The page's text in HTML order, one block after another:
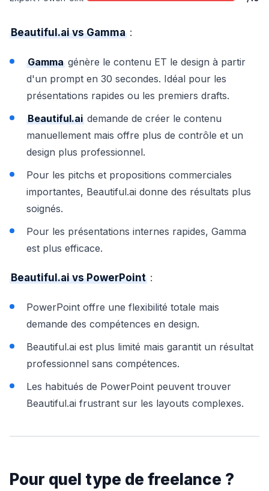
Beautiful.ai vs Gamma :
Gamma génère le contenu ET le design à partir
d'un prompt en 30 secondes. Idéal pour les
présentations rapides ou les premiers drafts.
Beautiful.ai demande de créer le contenu
manuellement mais offre plus de contrôle et un
design plus professionnel.
Pour les pitchs et propositions commerciales
importantes, Beautiful.ai donne des résultats plus
soignés.
Pour les présentations internes rapides, Gamma
est plus efficace.
Beautiful.ai vs PowerPoint :
PowerPoint offre une flexibilité totale mais
demande des compétences en design.
Beautiful.ai est plus limité mais garantit un résultat
professionnel sans compétences.
Les habitués de PowerPoint peuvent trouver
Beautiful.ai frustrant sur les layouts complexes.
Pour quel type de freelance ?